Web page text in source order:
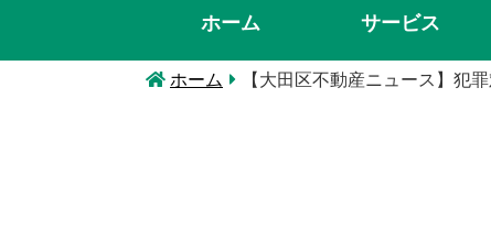
ホーム サービス
ホーム 【大田区不動産ニュース】犯